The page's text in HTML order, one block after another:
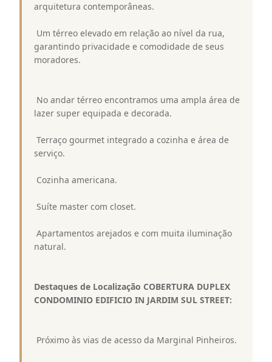
arquitetura contemporâneas.
 Um térreo elevado em relação ao nível da rua,
garantindo privacidade e comodidade de seus
moradores.
 No andar térreo encontramos uma ampla área de
lazer super equipada e decorada.
 Terraço gourmet integrado a cozinha e área de
serviço.
 Cozinha americana.
 Suíte master com closet.
 Apartamentos arejados e com muita iluminação
natural.
Destaques de Localização COBERTURA DUPLEX
CONDOMINIO EDIFICIO IN JARDIM SUL STREET:
 Próximo às vias de acesso da Marginal Pinheiros.